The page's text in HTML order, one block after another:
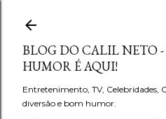
Pular para o
BLOG DO CALIL NETO -
HUMOR É AQUI!
Entretenimento, TV, Celebridades,
diversão e bom humor.